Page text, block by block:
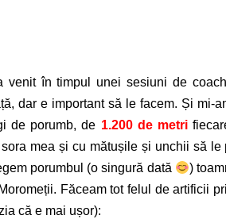
venit în timpul unei sesiuni de
dar e important să le facem. Și mi-
de porumb, de 1.200 de metri
mea și cu mătușile și unchii să le
porumbul (o singură dată
)
Făceam tot felul de artificii
că e mai ușor):